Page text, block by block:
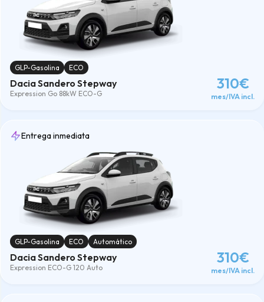
GLP-Gasolina ECO
Dacia Sandero Stepway
Expression Go 88kW ECO-G
310€
mes/IVA incl.
Entrega inmediata
GLP-Gasolina ECO Automático
Dacia Sandero Stepway
Expression ECO-G 120 Auto
310€
mes/IVA incl.